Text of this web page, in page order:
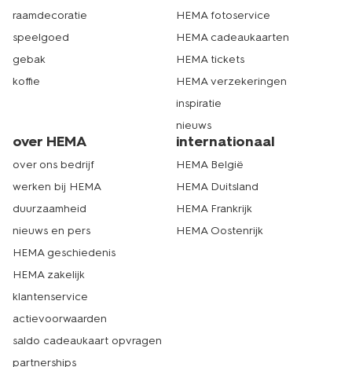
raamdecoratie
speelgoed
gebak
koffie
HEMA fotoservice
HEMA cadeaukaarten
HEMA tickets
HEMA verzekeringen
inspiratie
nieuws
over HEMA
over ons bedrijf
werken bij HEMA
duurzaamheid
nieuws en pers
HEMA geschiedenis
HEMA zakelijk
klantenservice
actievoorwaarden
saldo cadeaukaart opvragen
partnerships
internationaal
HEMA België
HEMA Duitsland
HEMA Frankrijk
HEMA Oostenrijk